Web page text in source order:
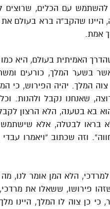
להשתמש עם הכלים, שרוצים
שהקב”ה ברא בעולם את
אמת.
האמיתית בעולם, היא
בשער המלך, כורעים
המלך. יהיה הפירוש, כי
שאנחנו נקבל ולהנות.
בא בטענה, הלא הרצון
בראו לבטלה, אלא
וזה שכתוב “ויאמרו
הלא המן אומר לנו,
פירושו, ששאלו את
כן צוה לו המלך, היינו